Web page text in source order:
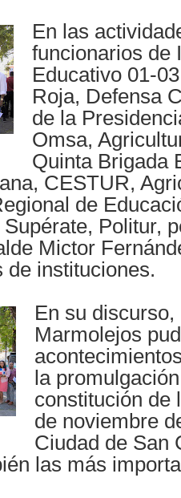
En las
funcionarios de
Educativo 01-
Roja, Defensa
de la
Omsa,
Quinta Brigada
CESTUR,
de
Politur,
Mictor
de instituciones.
En su
Marmolejos
la
constitución de
de noviembre
Ciudad de San
las más